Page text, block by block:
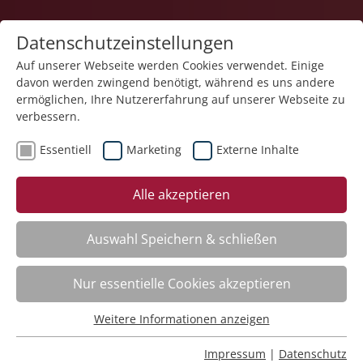
1
Veranstaltung "Word – Dokumente effizient
erstellen" (Nr. 07) wurde in den Warenkorb gelegt.
Word – Dokumente effizient erstellen
Nr.:
261F07
Jederzeit abrufbar
Wo:
e-Akademie
Anmeldung möglich
Der Kurs liegt bereits im Warenkorb
Datenschutzeinstellungen
Auf unserer Webseite werden Cookies verwendet. Einige
davon werden zwingend benötigt, während es uns andere
ermöglichen, Ihre Nutzererfahrung auf unserer Webseite zu
verbessern.
Essentiell Marketing Externe Inhalte
Alle akzeptieren
Auswahl Speichern & schließen
Nur essentielle Cookies akzeptieren
Essentielle Cookies werden für grundlegende Funktionen
Weitere Informationen anzeigen
Impressum | Datenschutz